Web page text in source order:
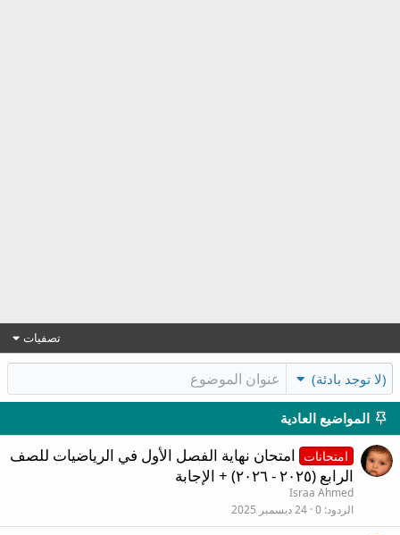
تصفيات
(لا توجد بادئة)
المواضيع العادية
امتحانات امتحان نهاية الفصل الأول في الرياضيات للصف
الرابع (٢٠٢٥ - ٢٠٢٦) + الإجابة
Israa Ahmed
الردود 0 24 ديسمبر 2025